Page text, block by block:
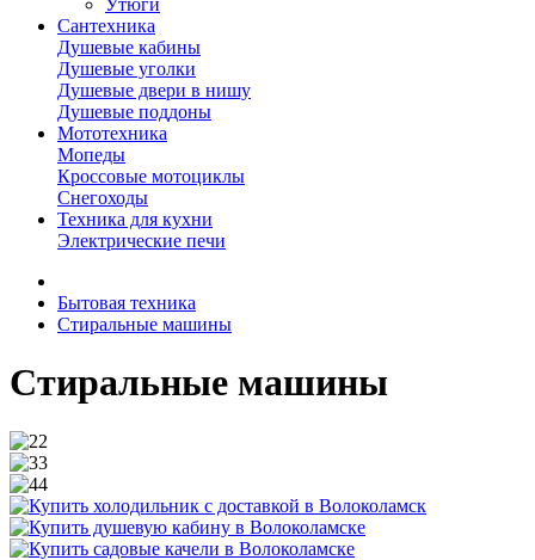
Утюги
Сантехника
Душевые кабины
Душевые уголки
Душевые двери в нишу
Душевые поддоны
Мототехника
Мопеды
Кроссовые мотоциклы
Снегоходы
Техника для кухни
Электрические печи
Бытовая техника
Стиральные машины
Стиральные машины